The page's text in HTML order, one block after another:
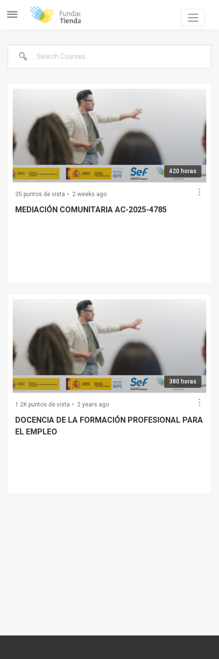
420 horas
35 puntos de vista 2 weeks ago
MEDIACIÓN COMUNITARIA AC-2025-4785
380 horas
1.2K puntos de vista 2 years ago
DOCENCIA DE LA FORMACIÓN PROFESIONAL PARA
EL EMPLEO